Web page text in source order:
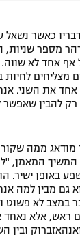
כאשר
מספר שניות,
אחד לא שווה.
מצליחים לחיות
את השני.
להבין שאפשר
מודאג ממה
המשיך המאמן,
באופן ישיר.
גם מבין למה
במצב לא פשוט
ראש, אלא